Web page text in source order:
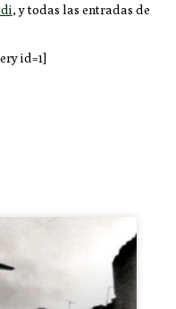
, y todas las entradas de
id=1]